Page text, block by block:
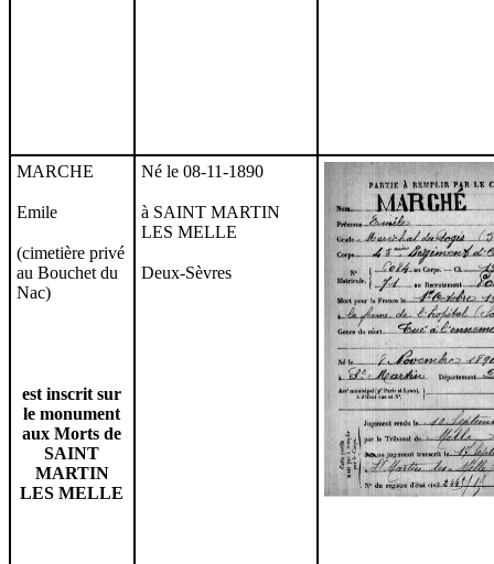
MARCHE
Emile
(cimetière privé
au Bouchet du
Nac)
est inscrit sur
le monument
aux Morts de
SAINT
MARTIN
LES MELLE
Né le 08-11-1890
à SAINT MARTIN
LES MELLE
Deux-Sèvres